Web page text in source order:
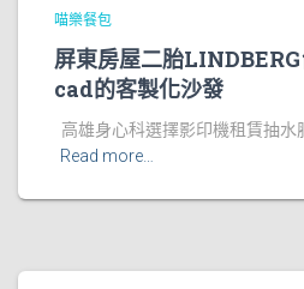
喵樂餐包
屏東房屋二胎
cad的客製化沙發
高雄身心科選擇影印機租賃抽水
Read more…